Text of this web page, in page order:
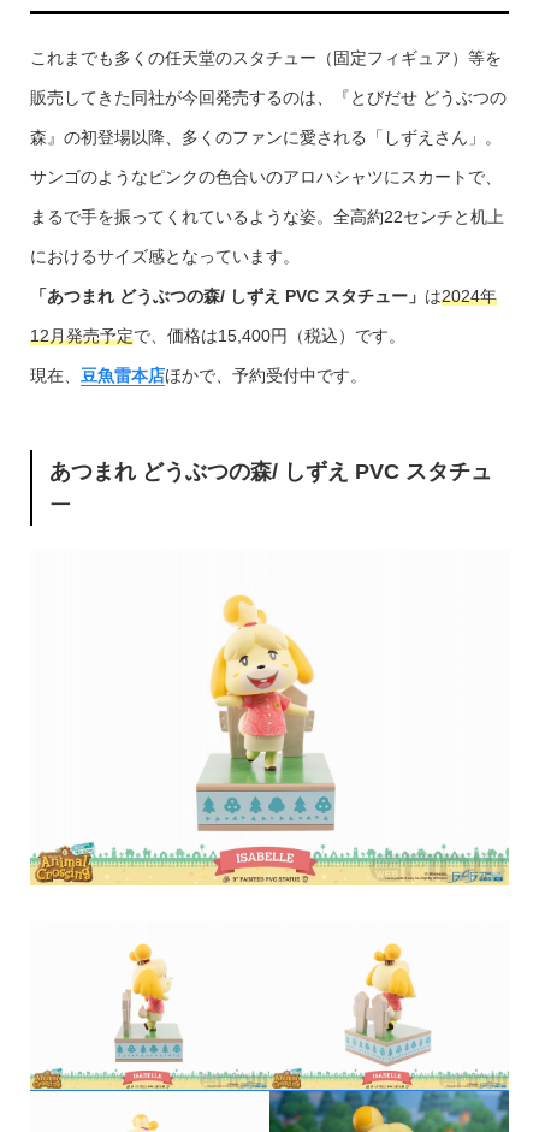
これまでも多くの任天堂のスタチュー（固定フィギュア）等を
販売してきた同社が今回発売するのは、『とびだせ どうぶつの
森』の初登場以降、多くのファンに愛される「しずえさん」。
サンゴのようなピンクの色合いのアロハシャツにスカートで、
まるで手を振ってくれているような姿。全高約22センチと机上
におけるサイズ感となっています。
「あつまれ どうぶつの森/ しずえ PVC スタチュー」 は2024年
12月発売予定で、価格は15,400円（税込）です。
現在、 豆魚雷本店ほかで、予約受付中です。
あつまれ どうぶつの森/ しずえ PVC スタチュ
ー